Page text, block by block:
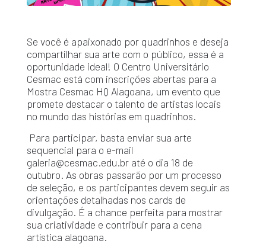
Se você é apaixonado por quadrinhos e deseja
compartilhar sua arte com o público, essa é a
oportunidade ideal! O Centro Universitário
Cesmac está com inscrições abertas para a
Mostra Cesmac HQ Alagoana, um evento que
promete destacar o talento de artistas locais
no mundo das histórias em quadrinhos.
Para participar, basta enviar sua arte
sequencial para o e-mail
galeria@cesmac.edu.br até o dia 18 de
outubro. As obras passarão por um processo
de seleção, e os participantes devem seguir as
orientações detalhadas nos cards de
divulgação. É a chance perfeita para mostrar
sua criatividade e contribuir para a cena
artística alagoana.